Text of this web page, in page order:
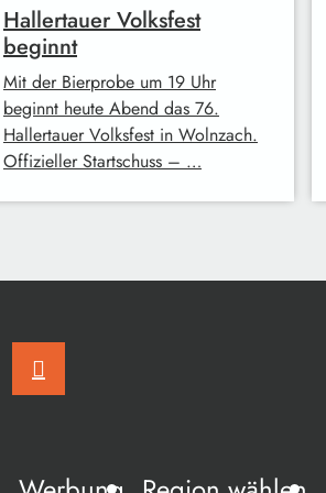
Hallertauer Volksfest
beginnt
Mit der Bierprobe um 19 Uhr
beginnt heute Abend das 76.
Hallertauer Volksfest in Wolnzach.
Offizieller Startschuss – …